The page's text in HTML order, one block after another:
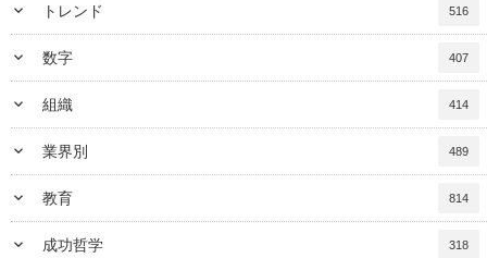
keyboard_arrow_down トレンド 516
keyboard_arrow_down 数字 407
keyboard_arrow_down 組織 414
keyboard_arrow_down 業界別 489
keyboard_arrow_down 教育 814
keyboard_arrow_down 成功哲学 318